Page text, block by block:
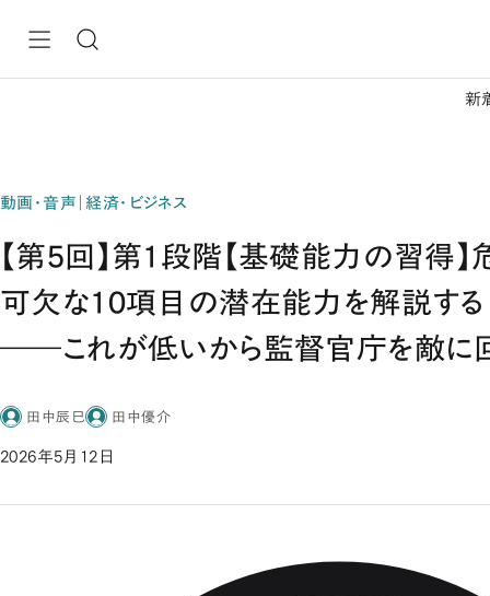
新
動画・音声｜経済・ビジネス
【第5回】第1段階【基礎能力の習得
可欠な10項目の潜在能力を解説する
――これが低いから監督官庁を敵に回
田中辰巳 田中優介
2026年5月12日